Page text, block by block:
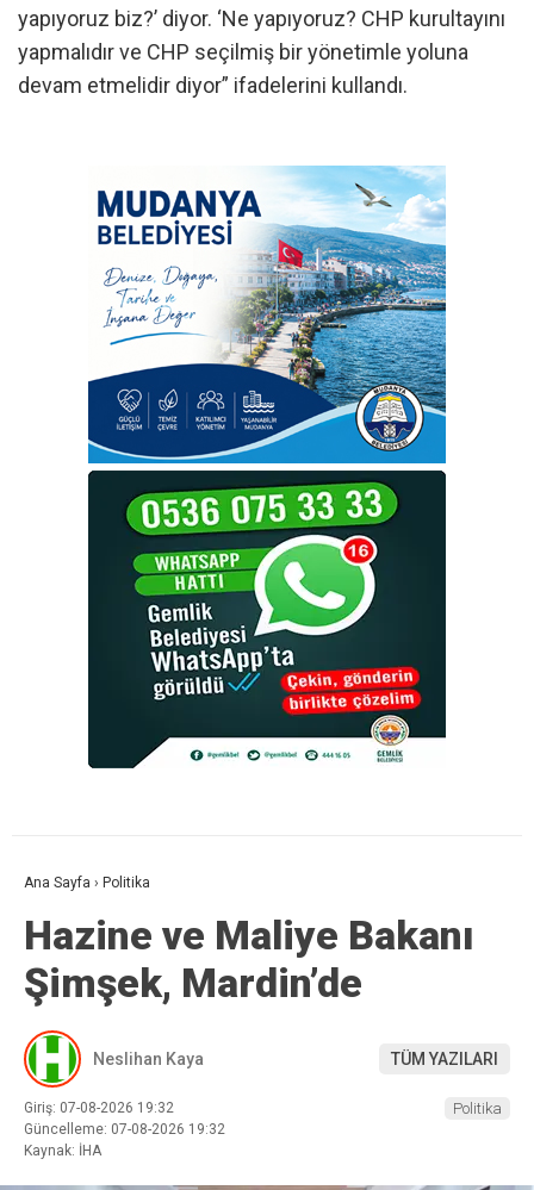
yapıyoruz biz?’ diyor. ‘Ne yapıyoruz? CHP kurultayını
yapmalıdır ve CHP seçilmiş bir yönetimle yoluna
devam etmelidir diyor” ifadelerini kullandı.
Ana Sayfa › Politika
Hazine ve Maliye Bakanı
Şimşek, Mardin’de
Neslihan Kaya TÜM YAZILARI
Giriş: 07-08-2026 19:32
Güncelleme: 07-08-2026 19:32
Kaynak: İHA
Politika